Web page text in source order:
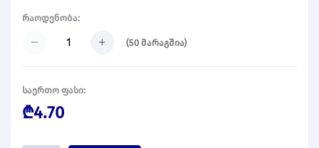
რაოდენობა:
(50 მარაგშია)
საერთო ფასი:
₾4.70